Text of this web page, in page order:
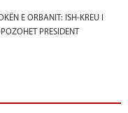
E ORBANIT: ISH-KREU I
PRESIDENT